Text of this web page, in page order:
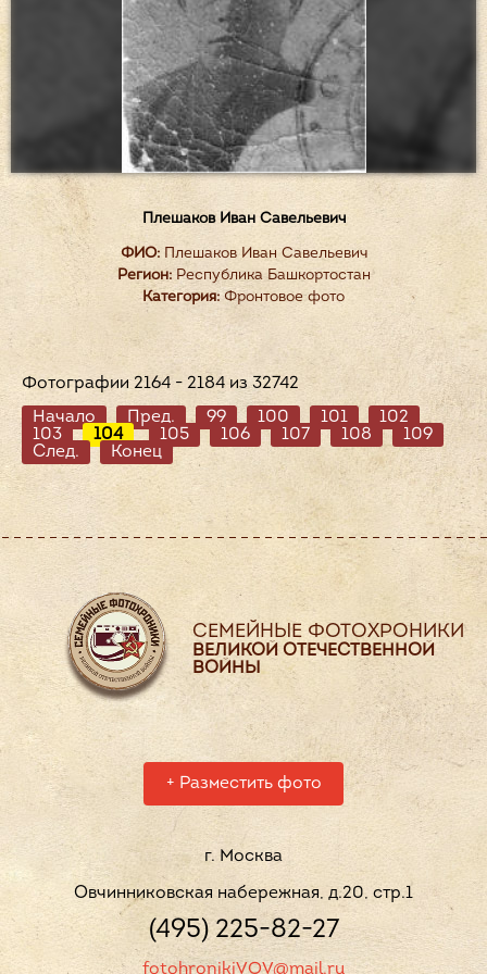
Плешаков Иван Савельевич
ФИО:Плешаков Иван Савельевич
Регион:Республика Башкортостан
Категория:Фронтовое фото
Фотографии 2164 - 2184 из 32742
Начало
Пред. 99 100 101
102
103
104 105 106 107 108
109
След.
Конец
СЕМЕЙНЫЕ ФОТОХРОНИКИ
ВЕЛИКОЙ ОТЕЧЕСТВЕННОЙ
ВОЙНЫ
+ Разместить фото
г. Москва
Овчинниковская набережная, д.20, стр.1
(495) 225-82-27
fotohronikiVOV@mail.ru